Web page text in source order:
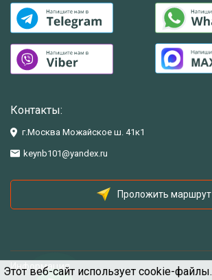
Этот веб-сайт использует cookie-файлы.
Контакты:
г.Москва Можайское ш. 41к1
keynb101@yandex.ru
Проложить маршрут
Информация